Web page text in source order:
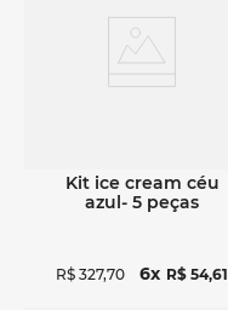
kit ice cream céu
azul- 5 peças
R$ 327,70 6 R$ 54,61